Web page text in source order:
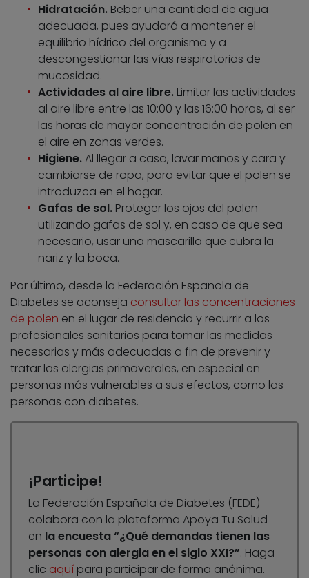
Hidratación. Beber una cantidad de agua
adecuada, pues ayudará a mantener el
equilibrio hídrico del organismo y a
descongestionar las vías respiratorias de
mucosidad.
Actividades al aire libre. Limitar las actividades
al aire libre entre las 10:00 y las 16:00 horas, al ser
las horas de mayor concentración de polen en
el aire en zonas verdes.
Higiene.Al llegar a casa, lavar manos y cara y
cambiarse de ropa, para evitar que el polen se
introduzca en el hogar.
Gafas de sol. Proteger los ojos del polen
utilizando gafas de sol y, en caso de que sea
necesario, usar una mascarilla que cubra la
nariz y la boca.
Por último, desde la Federación Española de
Diabetes se aconseja consultar las concentraciones
de polen en el lugar de residencia y recurrir a los
profesionales sanitarios para tomar las medidas
necesarias y más adecuadas a fin de prevenir y
tratar las alergias primaverales, en especial en
personas más vulnerables a sus efectos, como las
personas con diabetes.
¡Participe!
La Federación Española de Diabetes (FEDE)
colabora con la plataforma Apoya Tu Salud
en la encuesta “¿Qué demandas tienen las
personas con alergia en el siglo XXI?”. Haga
clic aquí para participar de forma anónima.